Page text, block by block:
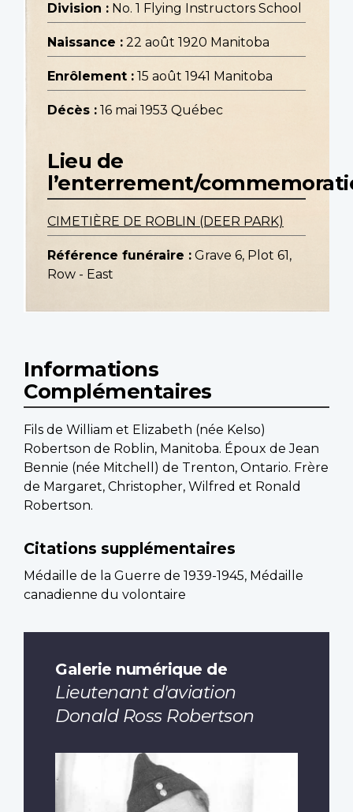
Division : No. 1 Flying Instructors School
Naissance : 22 août 1920 Manitoba
Enrôlement : 15 août 1941 Manitoba
Décès : 16 mai 1953 Québec
Lieu de
l’enterrement/
CIMETIÈRE DE ROBLIN (DEER PARK)
Référence funéraire : Grave 6, Plot 61,
Row - East
Informations
Complémentaires
Fils de William et Elizabeth (née Kelso)
Robertson de Roblin, Manitoba. Époux de Jean
Bennie (née Mitchell) de Trenton, Ontario. Frère
de Margaret, Christopher, Wilfred et Ronald
Robertson.
Citations supplémentaires
Médaille de la Guerre de 1939-1945, Médaille
canadienne du volontaire
Galerie numérique de
Lieutenant d'aviation
Donald Ross Robertson